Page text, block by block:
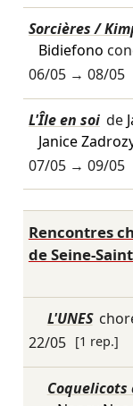
Sorcières /
Bidiefono
06/05→ 08/05
L'Île en soi de
Janice
07/05→ 09/05
Rencontres
de Seine-
L'UNES
22/05 [1 rep.]
Coquelicots